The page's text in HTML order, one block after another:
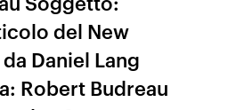
del New
Daniel Lang
Robert Budreau